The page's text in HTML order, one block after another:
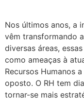
Nos últimos anos, a
vêm transformando
diversas áreas,
como ameaças à
Recursos Humanos
oposto. O RH tem
tornar-se mais